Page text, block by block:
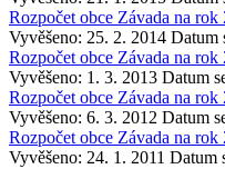
Rozpočet obce Závada na rok
Vyvěšeno: 25. 2. 2014 Datum
Rozpočet obce Závada na rok
Vyvěšeno: 1. 3. 2013 Datum
Rozpočet obce Závada na rok
Vyvěšeno: 6. 3. 2012 Datum
Rozpočet obce Závada na rok
Vyvěšeno: 24. 1. 2011 Datum